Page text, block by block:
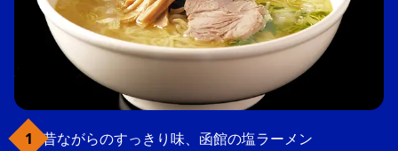
昔ながらのすっきり味、函館の塩ラーメン